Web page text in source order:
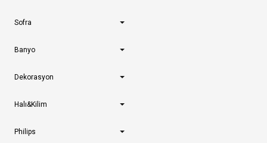
Sofra
Banyo
Dekorasyon
Halı&Kilim
Philips